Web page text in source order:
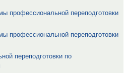
профессиональной переподготовки
профессиональной переподготовки
переподготовки по